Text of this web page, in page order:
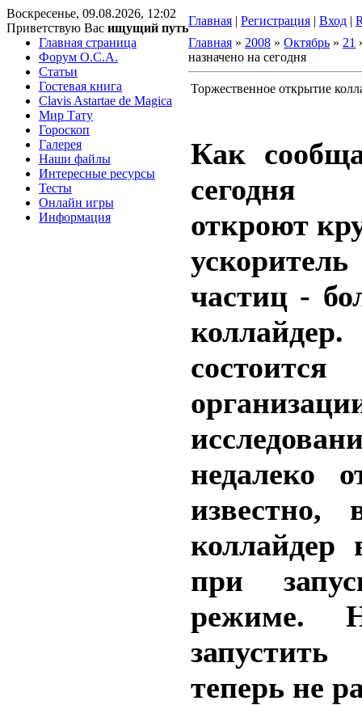
Воскресенье, 09.08.2026, 12:02
Приветствую Вас ищущий путь
Главная | Регистрация | Вход |
Главная страница
Форум O.C.A.
Статьи
Гостевая книга
Clavis Astartae de Magica
Мир Тату
Гороскоп
Галерея
Наши файлы
Интересные ресурсы
Тесты
Онлайн игры
Информация
Главная » 2008 » Октябрь » 21
назначено на сегодня
Торжественное открытие
Как
откроют
частиц -
недалеко
известно,
при
режиме.
теперь не